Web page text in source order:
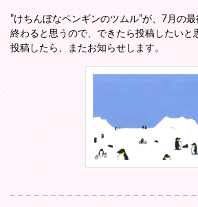
”けちんぼなペンギンのツムル”が、7月の
終わると思うので、できたら投稿したいと
投稿したら、またお知らせします。